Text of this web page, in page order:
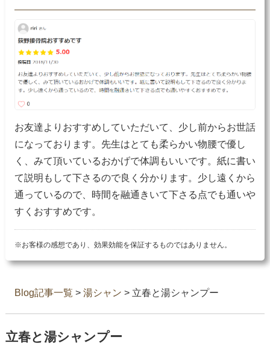
お友達よりおすすめしていただいて、少し前からお世話
になっております。先生はとても柔らかい物腰で優し
く、みて頂いているおかげで体調もいいです。紙に書い
て説明もして下さるので良く分かります。少し遠くから
通っているので、時間を融通きいて下さる点でも通いや
すくおすすめです。
※お客様の感想であり、効果効能を保証するものではありません。
Blog記事一覧 > 湯シャン > 立春と湯シャンプー
立春と湯シャンプー